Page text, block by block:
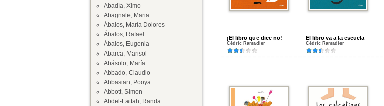
Abadía, Ximo
Abagnale, Maria
Ábalos, María Dolores
Ábalos, Rafael
Ábalos, Eugenia
Abarca, Marisol
Abásolo, María
Abbado, Claudio
Abbasian, Pooya
Abbott, Simon
Abdel-Fattah, Randa
¡El libro que dice no!
Cédric Ramadier
El libro va a la escuela
Cédric Ramadier